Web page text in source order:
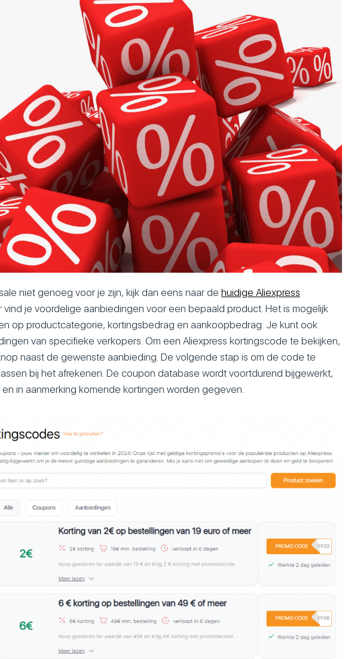
niet genoeg voor je zijn, kijk dan eens naar de huidige Aliexpress
vind je voordelige aanbiedingen voor een bepaald product. Het is mogelijk
op productcategorie, kortingsbedrag en aankoopbedrag. Je kunt ook
van specifieke verkopers. Om een Aliexpress kortingscode te bekijken,
naast de gewenste aanbieding. De volgende stap is om de code te
bij het afrekenen. De coupon database wordt voortdurend bijgewerkt,
in aanmerking komende kortingen worden gegeven.